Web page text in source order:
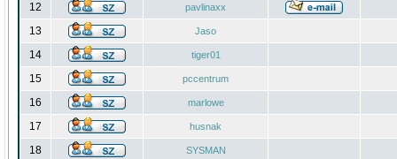
12 pavlinaxx
13 Jaso
14 tiger01
15 pccentrum
16 marlowe
17 husnak
18 SYSMAN